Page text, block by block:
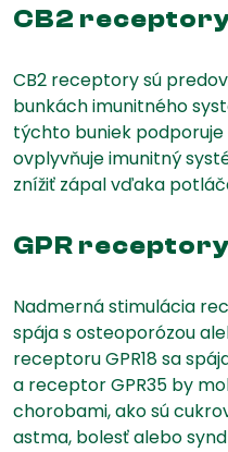
CB2
CB2 receptory sú
bunkách imunitného
týchto buniek
ovplyvňuje imunitný
znížiť zápal vďaka
GPR receptory
Nadmerná stimulácia
spája s osteoporózou
receptoru GPR18 sa
a receptor GPR35 by
chorobami, ako sú
astma, bolesť alebo